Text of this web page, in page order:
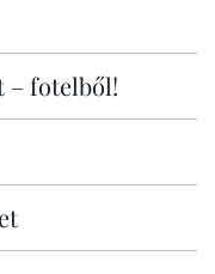
– fotelből!